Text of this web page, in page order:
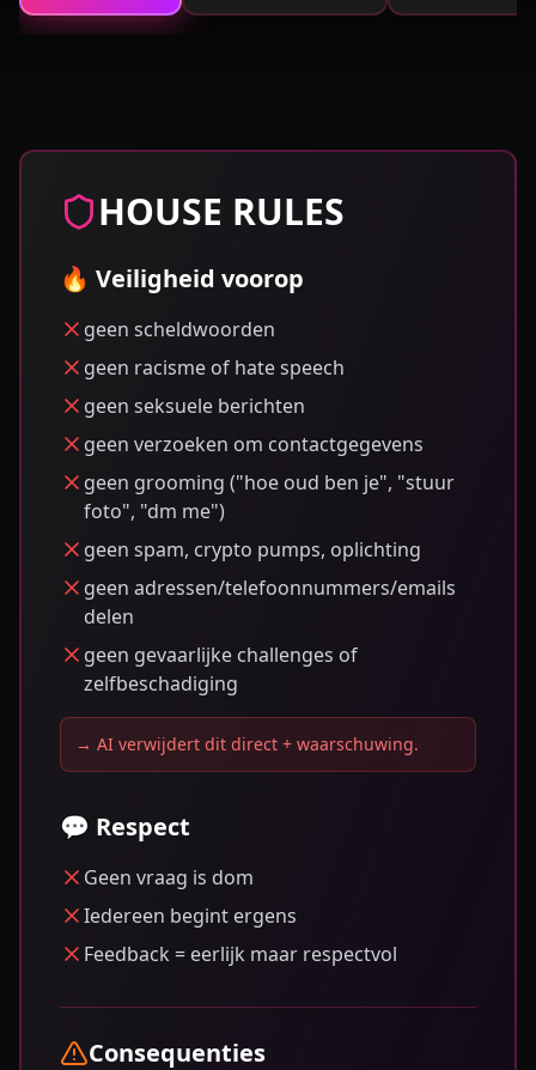
HOUSE RULES
🔥 Veiligheid voorop
geen scheldwoorden
geen racisme of hate speech
geen seksuele berichten
geen verzoeken om contactgegevens
geen grooming ("hoe oud ben je", "stuur
foto", "dm me")
geen spam, crypto pumps, oplichting
geen adressen/telefoonnummers/emails
delen
geen gevaarlijke challenges of
zelfbeschadiging
→ AI verwijdert dit direct + waarschuwing.
💬 Respect
Geen vraag is dom
Iedereen begint ergens
Feedback = eerlijk maar respectvol
Consequenties